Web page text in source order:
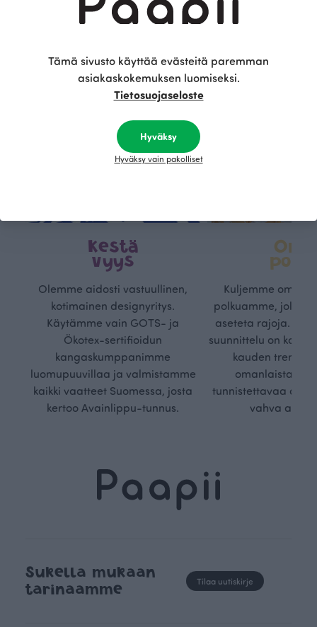
Kestä
vyys
Olemme aidosti vastuullinen,
kotimainen designyritys.
Käytämme vain GOTS- ja
Ökotex-sertifioidun
kangaskumppanimme
luomupuuvillaa ja valmistamme
kaikki vaatteet Suomessa, josta
kertoo Avainlippu-tunnus.
Oma
Kuljemme omaa,
polkuamme, jolla
aseteta rajoja.
suunnittelu on
kauden
omanlaista,
tunnistettavaa
vahva
Sukella mukaan
tarinaamme
Tilaa uutiskirje
Tämä sivusto käyttää evästeitä paremman
asiakaskokemuksen luomiseksi.
Tietosuojaseloste
Hyväksy
Hyväksy vain pakolliset